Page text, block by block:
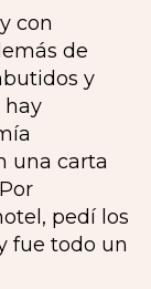
con
de
y
hay
una carta
pedí los
fue todo un